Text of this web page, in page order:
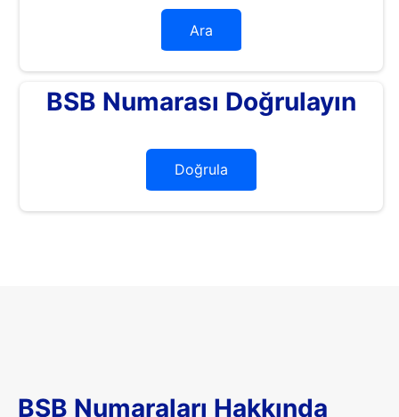
Ara
BSB Numarası Doğrulayın
Doğrula
BSB Numaraları Hakkında